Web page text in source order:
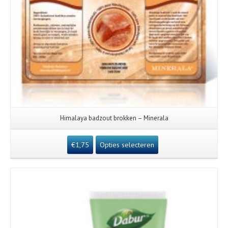
Himalaya badzout brokken – Minerala
€1,75 Opties selecteren